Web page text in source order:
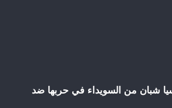
شبان من السويداء في حربها ضد